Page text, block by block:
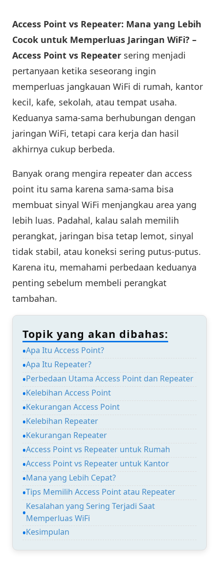
Access Point vs Repeater: Mana yang Lebih
Cocok untuk Memperluas Jaringan WiFi? –
Access Point vs Repeater sering menjadi
pertanyaan ketika seseorang ingin
memperluas jangkauan WiFi di rumah, kantor
kecil, kafe, sekolah, atau tempat usaha.
Keduanya sama-sama berhubungan dengan
jaringan WiFi, tetapi cara kerja dan hasil
akhirnya cukup berbeda.
Banyak orang mengira repeater dan access
point itu sama karena sama-sama bisa
membuat sinyal WiFi menjangkau area yang
lebih luas. Padahal, kalau salah memilih
perangkat, jaringan bisa tetap lemot, sinyal
tidak stabil, atau koneksi sering putus-putus.
Karena itu, memahami perbedaan keduanya
penting sebelum membeli perangkat
tambahan.
Topik yang akan dibahas:
Apa Itu Access Point?
Apa Itu Repeater?
Perbedaan Utama Access Point dan Repeater
Kelebihan Access Point
Kekurangan Access Point
Kelebihan Repeater
Kekurangan Repeater
Access Point vs Repeater untuk Rumah
Access Point vs Repeater untuk Kantor
Mana yang Lebih Cepat?
Tips Memilih Access Point atau Repeater
Kesalahan yang Sering Terjadi Saat
Memperluas WiFi
Kesimpulan